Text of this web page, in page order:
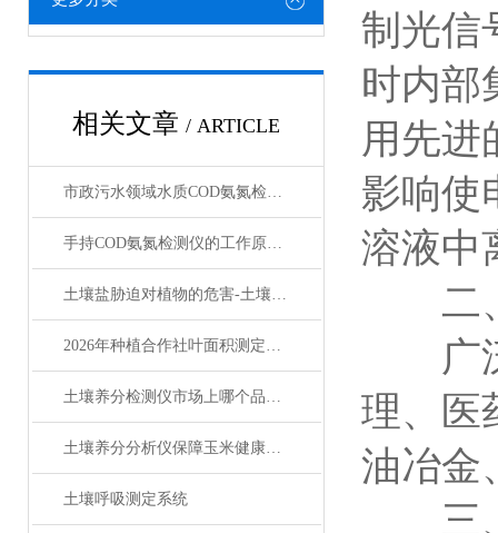
相关文章 / ARTICLE
市政污水领域水质COD氨氮检测仪选型测评分析指南
手持COD氨氮检测仪的工作原理与应用场景
土壤盐胁迫对植物的危害-土壤盐度计来解决
2026年种植合作社叶面积测定仪产品解析与选购指南
土壤养分检测仪市场上哪个品牌好？
土壤养分分析仪保障玉米健康生长
土壤呼吸测定系统
制光信
时内部
用先进
影响使
溶液中
二、
广泛
理、医
油冶金
三